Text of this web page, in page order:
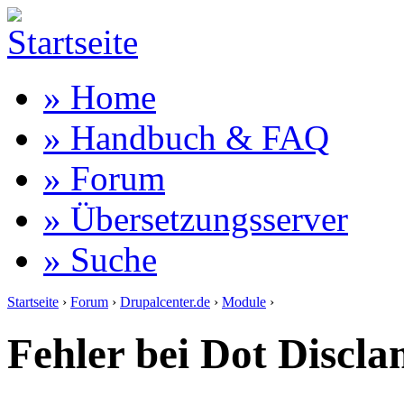
» Home
» Handbuch & FAQ
» Forum
» Übersetzungsserver
» Suche
Startseite › Forum › Drupalcenter.de › Module ›
Fehler bei Dot